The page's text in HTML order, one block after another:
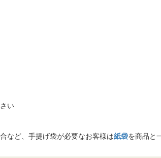
い
など、手提げ袋が必要なお客様は紙袋を商品と